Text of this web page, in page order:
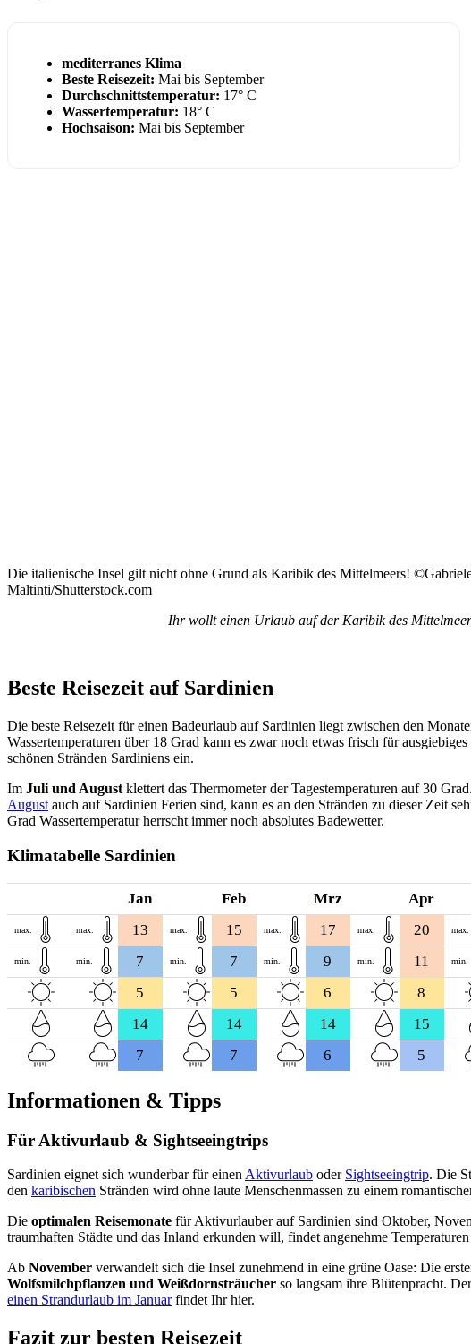
mediterranes Klima
Beste Reisezeit: Mai bis September
Durchschnittstemperatur: 17° C
Wassertemperatur: 18° C
Hochsaison: Mai bis September
Die italienische Insel gilt nicht ohne Grund als Karibik des Mittelmeers!
Maltinti/Shutterstock.com
Ihr wollt einen Urlaub auf der Karibik des
Beste Reisezeit auf Sardinien
Die beste Reisezeit für einen Badeurlaub auf Sardinien liegt zwischen den
Wassertemperaturen über 18 Grad kann es zwar noch etwas frisch für
schönen Stränden Sardiniens ein.
Im Juli und August klettert das Thermometer der Tagestemperaturen auf 30
August auch auf Sardinien Ferien sind, kann es an den Stränden zu dieser Zeit
Grad Wassertemperatur herrscht immer noch absolutes Badewetter.
Klimatabelle Sardinien
max.
min.
Jan
max. 13
min.
7
5
14
7
Feb
max. 15
min.
7
5
14
7
Mrz
max. 17
min.
9
6
14
6
Apr
max. 20
min.
11
8
15
5
max.
min.
Informationen & Tipps
Für Aktivurlaub & Sightseeingtrips
Sardinien eignet sich wunderbar für einen Aktivurlaub oder Sightseeingtrip. Die
den karibischen Stränden wird ohne laute Menschenmassen zu einem
Die optimalen Reisemonate für Aktivurlauber auf Sardinien sind Oktober,
traumhaften Städte und das Inland erkunden will, findet angenehme
Ab November verwandelt sich die Insel zunehmend in eine grüne Oase: Die
Wolfsmilchpflanzen und Weißdornsträucher so langsam ihre Blütenpracht.
einen Strandurlaub im Januarfindet Ihr hier.
Fazit zur besten Reisezeit